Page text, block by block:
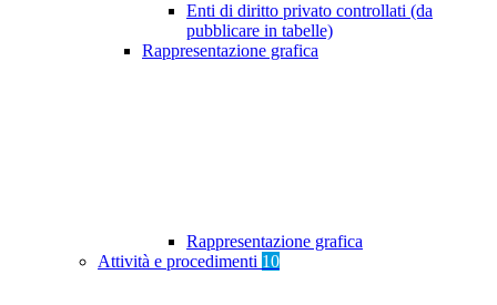
Enti di diritto privato controllati (da
pubblicare in tabelle)
Rappresentazione grafica
Rappresentazione grafica
Attività e procedimenti 10